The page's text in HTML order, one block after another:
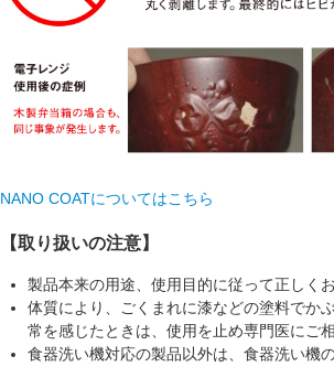
NANO COATについてはこちら
【取り扱いの注意】
製品本来の用途、使用目的に従って正しく
体質により、ごくまれに漆などの塗料でか
常を感じたときは、使用を止め専門医にご
食器洗い機対応の製品以外は、食器洗い機